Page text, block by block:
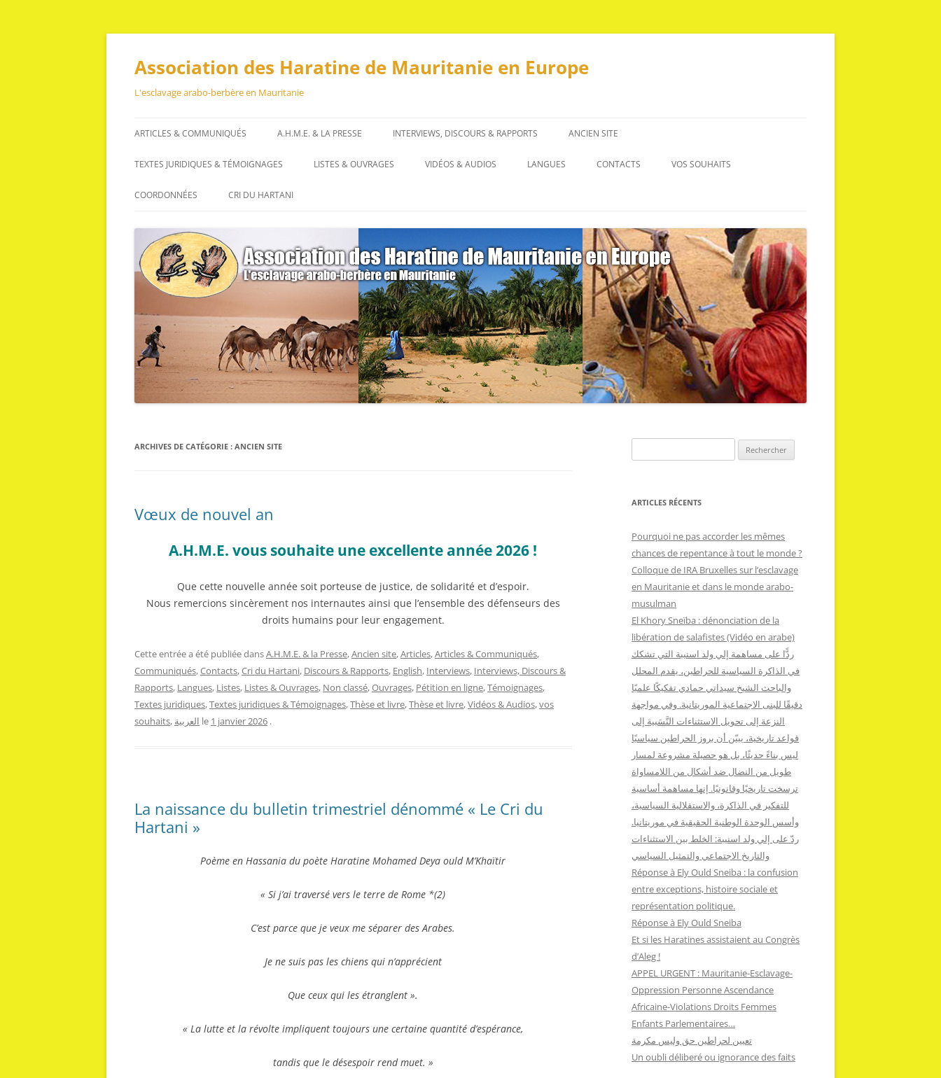
Aller
contenu
Association des Haratine de Mauritanie en Europe
L'esclavage arabo-berbère en Mauritanie
ARTICLES & COMMUNIQUÉS
ARTICLES
COMMUNIQUÉS
A.H.M.E. & LA PRESSE INTERVIEWS, DISCOURS & RAPPORTS
INTERVIEWS
ANCIEN SITE
TEXTES JURIDIQUES & TÉMOIGNAGES
TEXTES JURIDIQUES
LISTES & OUVRAGES VIDÉOS & AUDIOS LANGUES CONTACTS VOS SOUHAITS
COORDONNÉES CRI DU HARTANI
ARCHIVES DE CATÉGORIE : ANCIEN SITE
Vœux de nouvel an
A.H.M.E. vous souhaite une excellente année 2026 !
Que cette nouvelle année soit porteuse de justice, de solidarité et d’espoir.
Nous remercions sincèrement nos internautes ainsi que l’ensemble des défenseurs des
droits humains pour leur engagement.
Cette entrée a été publiée dansA.H.M.E. & la Presse,Ancien site,Articles,Articles & Communiqués,
Communiqués,Contacts,Cri du Hartani, Discours & Rapports, English, Interviews, Interviews, Discours &
Rapports, Langues, Listes, Listes & Ouvrages, Non classé,Ouvrages, Pétition en ligne,Témoignages,
Textes juridiques,Textes juridiques & Témoignages,Thèse et livre,Thèse et livre,Vidéos & Audios,vos
souhaits, العربية le 1 janvier 2026 .
La naissance du bulletin trimestriel dénommé « Le Cri du
Hartani »
Poème en Hassania du poète Haratine Mohamed Deya ould M’Khaïtir
« Si j’ai traversé vers le terre de Rome *(2)
C’est parce que je veux me séparer des Arabes.
Je ne suis pas les chiens qui n’apprécient
Que ceux qui les étranglent ».
« La lutte et la révolte impliquent toujours une certaine quantité d’espérance,
tandis que le désespoir rend muet. »
e
h
r
h
:
ARTICLES RÉCENTS
Pourquoi ne pas accorder les mêmes
chances de repentance à tout le monde ?
Colloque de IRA Bruxelles sur l’esclavage
en Mauritanie et dans le monde arabo-
musulman
El Khory Sneïba : dénonciation de la
libération de salafistes (Vidéo en arabe)
ردًّا على مساهمة إلي ولد اسنيبة التي تشكك
في الذاكرة السياسية للحراطين، يقدم المحلل
والباحث الشيخ سيداتي حمادي تفكيكًا علميًا
دقيقًا للبنى الاجتماعية الموريتانية. وفي مواجهة
النزعة إلى تحويل الاستثناءات النَّسَبية إلى
قواعد تاريخية، يبيّن أن بروز الحراطين سياسيًا
ليس بناءً حديثًا، بل هو حصيلة مشروعة لمسار
طويل من النضال ضد أشكال من اللامساواة
ترسخت تاريخيًا وقانونيًا. إنها مساهمة أساسية
للتفكير في الذاكرة، والاستقلالية السياسية،
وأسس الوحدة الوطنية الحقيقية في موريتانيا.
ردّ على إلي ولد اسنيبة: الخلط بين الاستثناءات
والتاريخ الاجتماعي والتمثيل السياسي
Réponse à Ely Ould Sneiba : la confusion
entre exceptions, histoire sociale et
représentation politique.
Réponse à Ely Ould Sneiba
Et si les Haratines assistaient au Congrès
d’Aleg !
APPEL URGENT : Mauritanie-Esclavage-
Oppression Personne Ascendance
Africaine-Violations Droits Femmes
Enfants Parlementaires…
تعيين لحراطين حق وليس مكرمة
Un oubli déliberé ou ignorance des faits